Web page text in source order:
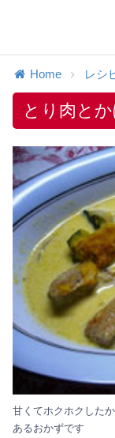
Home レシ
とり肉と
甘くてホクホクした
あるおかずです